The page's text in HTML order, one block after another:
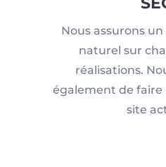
Nous assurons
naturel sur
réalisations.
également de faire
site